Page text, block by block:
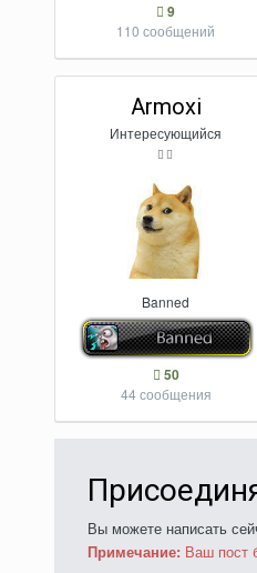
9
110 сообщений
Armoxi
Интересующийся
Banned
50
44 сообщения
Вы можете написать
Примечание: Ваш пост